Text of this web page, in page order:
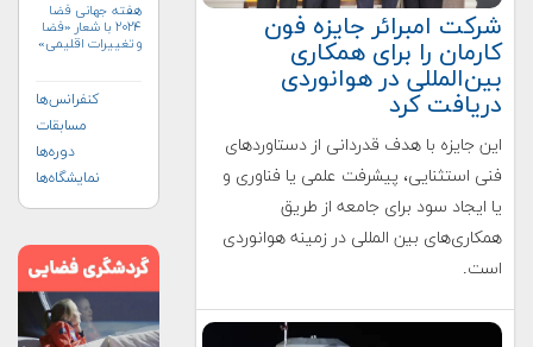
شرکت امبرائر جایزه فون
کارمان را برای همکاری
بین‌المللی در هوانوردی
دریافت کرد
این جایزه با هدف قدردانی از دستاوردهای
فنی استثنایی، پیشرفت علمی یا فناوری و
یا ایجاد سود برای جامعه از طریق
همکاری‌های بین المللی در زمینه هوانوردی
است.
هفته جهانی فضا
۲۰۲۴ با شعار «فضا
و تغییرات اقلیمی»
کنفرانس‌ها
مسابقات
دوره‌ها
نمایشگاه‌ها